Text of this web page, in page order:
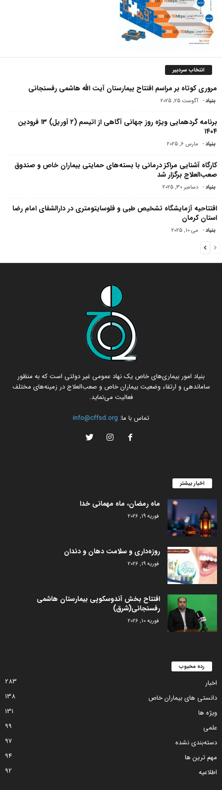
انتخاب سردبیر
مروری کوتاه بر مراسم افتتاح بیمارستان آیت الله هاشمی‌ رفسنجانی
بنیاد- آگوست 25, 2025
برنامه گردهمایی ویژه روز جهانی آگاهی از اتیسم (۲ آوریل) ۱۳ فرودین
۱۴۰۴
بنیاد- مارس 6, 2025
کارگاه آشنایی مراکز درمانی با بسته‌های حمایتی بیماران خاص و صندوق
صعب‌العلاج برگزار شد
بنیاد- دسامبر 30, 2025
افتتاحیه آزمایشگاه تشخیص طبی و فلوسایتومتری در دارالشفای امام رضا
استان کرمان
بنیاد- می 10, 2025
بنیاد امور بیماری‌های خاص یک نهاد عمومی غیر دولتی است که به منظور
ساماندهی و ارتقاء وضعیت بیماران خاص و صعب‌العلاج در زمینه‌های مختلف
فعالیت می‌نماید.
تماس با ما: info@cffsd.org
اخبار بیشتر
ماه رمضان، ماه مهمانی خدا
فوریه 19, 2026
روزه‌داری و سلامت دهان و دندان
فوریه 19, 2026
افتتاح بخش آندوسکوپی بیمارستان هاشمی
رفسنجانی(شرق)
فوریه 10, 2026
رده محبوب
اخبار
283
دانستی های بیماران خاص
138
ویژه ها
131
علمی
99
دسته‌بندی نشده
97
مهم ترین ها
94
اطلاعیه
92